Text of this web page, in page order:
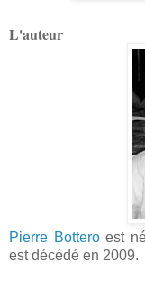
L'auteur
Pierre Botteroest
est décédé en 2009.